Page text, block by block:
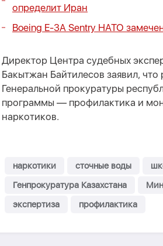
определит Иран
Boeing E-3A Sentry НАТО
Директор Центра судебных
Бакытжан Байтилесов заявил,
Генеральной прокуратуры
программы — профилактика и
наркотиков.
наркотики сточные воды
Генпрокуратура Казахстана
экспертиза
профилактика